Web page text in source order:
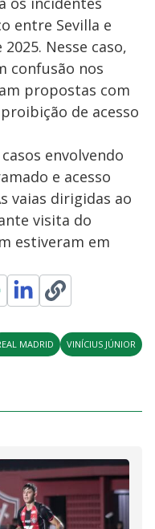
entre Sevilla e
Nesse caso,
confusão nos
propostas com
de acesso
envolvendo
e acesso
vaias dirigidas ao
visita do
estiveram em
MADRID VINÍCIUS JÚNIOR